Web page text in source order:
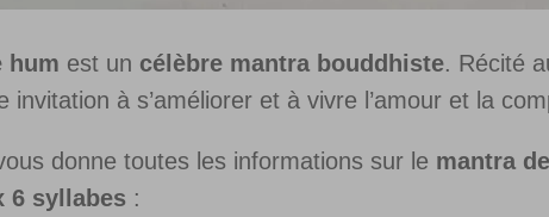
hum est un célèbre mantra bouddhiste. Récité
invitation à s’améliorer et à vivre l’amour et la
donne toutes les informations sur le mantra
6 syllabes :